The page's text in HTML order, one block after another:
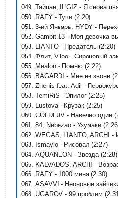
049. Тайпан, IL'GIZ - Я снова
050. RAFY - Тучи (2:20)
051. 3-ий Январь, HYDY -
052. Gambit 13 - Моя девочка
053. LIANTO - Предатель (2:20)
054. Флит, Vilee - Сиреневый
055. Mealon - Помню (2:22)
056. BAGARDI - Мне не звони
057. Zhenis feat. Adil -
058. TemiRiS - Эпилог (2:25)
059. Lustova - Крузак (2:25)
060. COLDLUV - Навечно один
061. 84, Nebezao - Узумаки
062. WEGAS, LIANTO, ARCHI -
063. Ismaylo - Рисовал (2:27)
064. AQUANEON - Звезда (2:28)
065. KALVADOS, ARCHI -
066. RAFY - 1000 меня (2:30)
067. ASAVVI - Неоновые
068. UGAROV - 99 проблем